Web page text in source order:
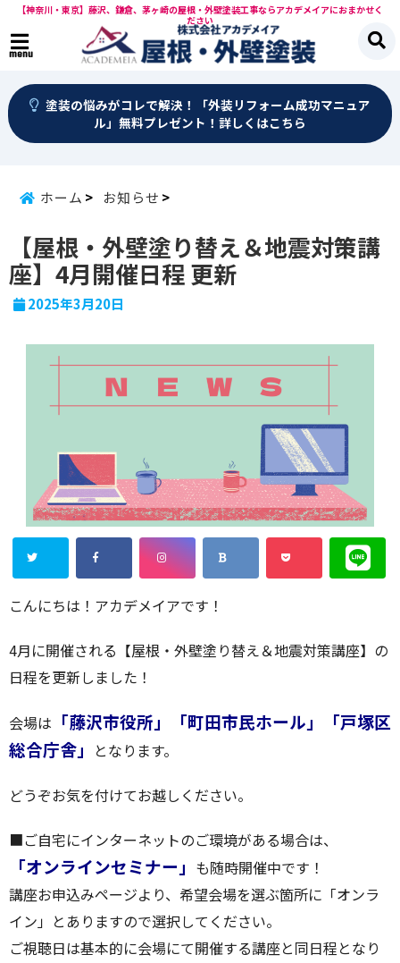
【神奈川・東京】藤沢、鎌倉、茅ヶ崎の屋根・外壁塗装工事ならアカデメイアにおまかせく
ださい
menu
塗装の悩みがコレで解決！「外装リフォーム成功マニュア
ル」無料プレゼント！詳しくはこちら
ホーム お知らせ
【屋根・外壁塗り替え＆地震対策講
座】4月開催日程 更新
2025年3月20日
こんにちは！アカデメイアです！
4月に開催される【屋根・外壁塗り替え＆地震対策講座】の
日程を更新しました！
会場は 「藤沢市役所」「町田市民ホール」「戸塚区
総合庁舎」
となります。
どうぞお気を付けてお越しください。
■ご自宅にインターネットのご環境がある場合は、
「オンラインセミナー」 も随時開催中です！
講座お申込みページより、希望会場を選ぶ箇所に「オンラ
イン」とありますので選択してください。
ご視聴日は基本的に会場にて開催する講座と同日程となり